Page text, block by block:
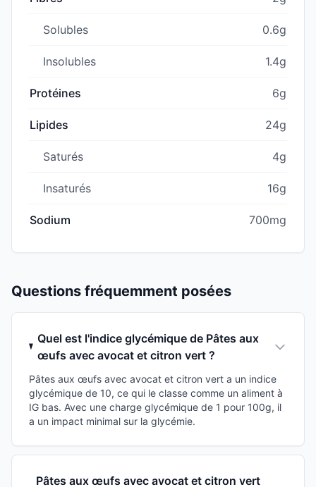
Solubles 0.6g
Insolubles 1.4g
Protéines 6g
Lipides 24g
Saturés 4g
Insaturés 16g
Sodium 700mg
Questions fréquemment posées
Quel est l'indice glycémique de Pâtes aux
œufs avec avocat et citron vert ?
Pâtes aux œufs avec avocat et citron vert a un indice
glycémique de 10, ce qui le classe comme un aliment à
IG bas. Avec une charge glycémique de 1 pour 100g, il
a un impact minimal sur la glycémie.
Pâtes aux œufs avec avocat et citron vert